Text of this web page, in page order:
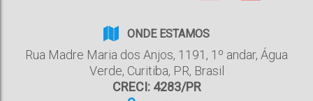
ONDE ESTAMOS
Rua Madre Maria dos Anjos, 1191 , 1º andar, Água
Verde, Curitiba, PR, Brasil
CRECI: 4283/PR